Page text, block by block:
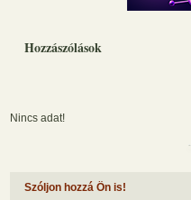
Hozzászólások
Nincs adat!
Szóljon hozzá Ön is!